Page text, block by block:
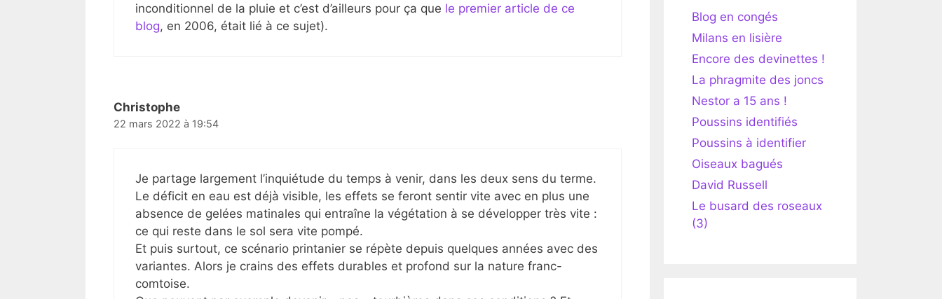
inconditionnel de la pluie et c’est d’ailleurs pour ça que le premier article de ce
blog, en 2006, était lié à ce sujet).
Christophe
22 mars 2022 à 19:54
Je partage largement l’inquiétude du temps à venir, dans les deux sens du terme.
Le déficit en eau est déjà visible, les effets se feront sentir vite avec en plus une
absence de gelées matinales qui entraîne la végétation à se développer très vite :
ce qui reste dans le sol sera vite pompé.
Et puis surtout, ce scénario printanier se répète depuis quelques années avec des
variantes. Alors je crains des effets durables et profond sur la nature franc-
comtoise.
Blog en congés
Milans en lisière
Encore des devinettes !
La phragmite des joncs
Nestor a 15 ans !
Poussins identifiés
Poussins à identifier
Oiseaux bagués
David Russell
Le busard des roseaux
(3)